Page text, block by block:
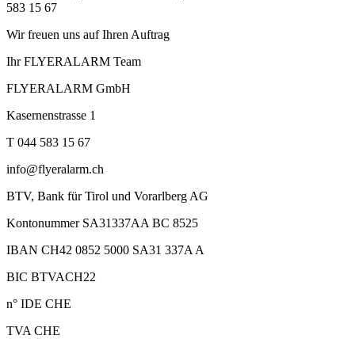
583 15 67
Wir freuen uns auf Ihren Auftrag
Ihr FLYERALARM Team
FLYERALARM GmbH
Kasernenstrasse 1
T 044 583 15 67
info@flyeralarm.ch
BTV, Bank für Tirol und Vorarlberg AG
Kontonummer SA31337AA BC 8525
IBAN CH42 0852 5000 SA31 337A A
BIC BTVACH22
n° IDE CHE
TVA CHE